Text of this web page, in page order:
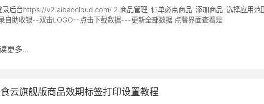
录后台https://v2.aibaocloud.com/ 2.商品管理-订单必点商品-添加商品-选择应用范
自助收银--双击LOGO--点击下载数据---更新全部数据 点餐界面查看是
更多...
云旗舰版商品效期标签打印设置教程